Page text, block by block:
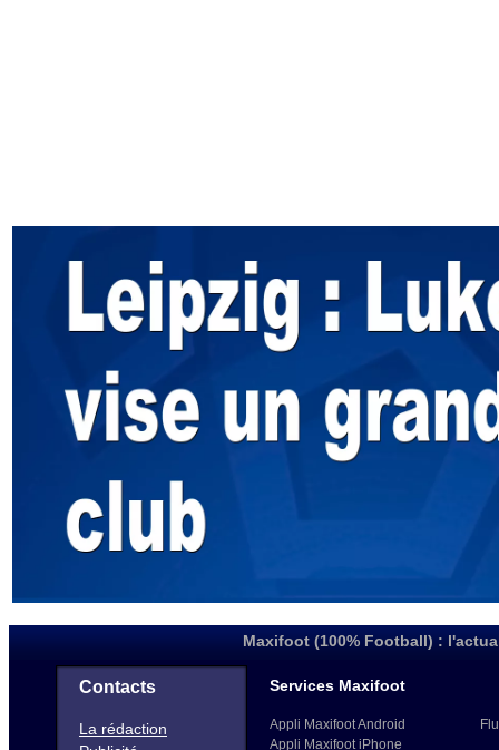
Maxifoot (100% Football) :
Contacts
La rédaction
Services Maxifoot
Appli Maxifoot Android
Appli Maxifoot iPhone